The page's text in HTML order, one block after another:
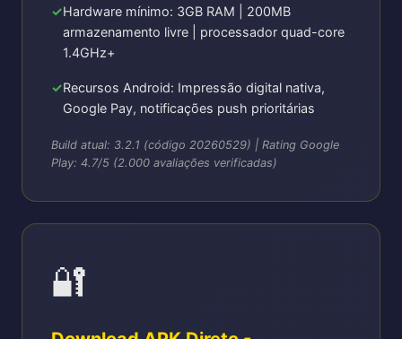
Hardware mínimo: 3GB RAM | 200MB
armazenamento livre | processador quad-core
1.4GHz+
Recursos Android: Impressão digital nativa,
Google Pay, notificações push prioritárias
Build atual: 3.2.1 (código 20260529) | Rating Google
Play: 4.7/5 (2.000 avaliações verificadas)
🔐